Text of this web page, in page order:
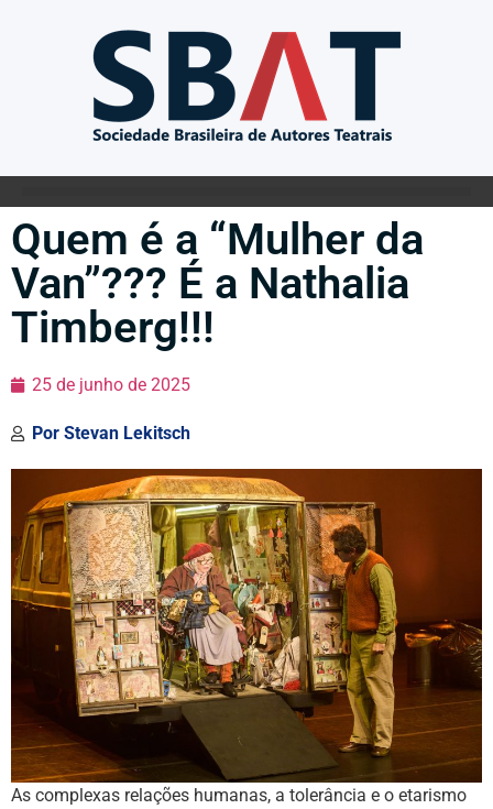
Quem é a “Mulher da
Van”??? É a Nathalia
Timberg!!!
25 de junho de 2025
Por Stevan Lekitsch
As complexas relações humanas, a tolerância e o etarismo